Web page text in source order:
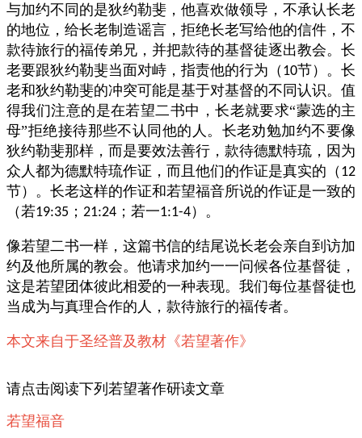
与加约不同的是狄约勒斐，他喜欢做领导，不承认长老
的地位，给长老制造谣言，拒绝长老写给他的信件，不
款待旅行的福传弟兄，并把款待的基督徒逐出教会。长
老要跟狄约勒斐当面对峙，指责他的行为（ 10节）。长
老和狄约勒斐的冲突可能是基于对基督的不同认识。值
得我们注意的是在若望二书中，长老就要求“蒙选的主
母”拒绝接待那些不认同他的人。长老劝勉加约不要像
狄约勒斐那样，而是要效法善行，款待德默特琉，因为
众人都为德默特琉作证，而且他们的作证是真实的（ 12
节）。长老这样的作证和若望福音所说的作证是一致的
（若19:35 ； 21:24 ；若一1:1-4）。
像若望二书一样，这篇书信的结尾说长老会亲自到访加
约及他所属的教会。他请求加约一一问候各位基督徒，
这是若望团体彼此相爱的一种表现。我们每位基督徒也
当成为与真理合作的人，款待旅行的福传者。
本文来自于圣经普及教材《若望著作》
请点击阅读下列若望著作研读文章
若望福音